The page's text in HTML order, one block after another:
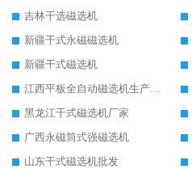
吉林干选磁选机
新疆干式永磁磁选机
新疆干式磁选机
江西平板全自动磁选机生产厂家
黑龙江干式磁选机厂家
广西永磁筒式强磁选机
山东干式磁选机批发